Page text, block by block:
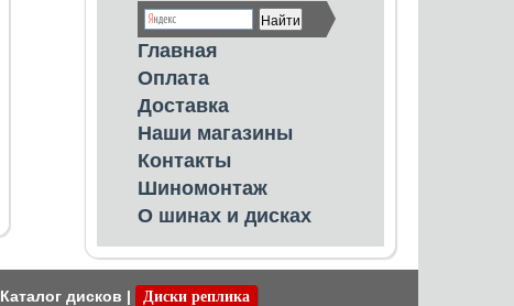
Главная
Оплата
Доставка
Наши магазины
Контакты
Шиномонтаж
О шинах и дисках
Каталог дисков | Диски реплика